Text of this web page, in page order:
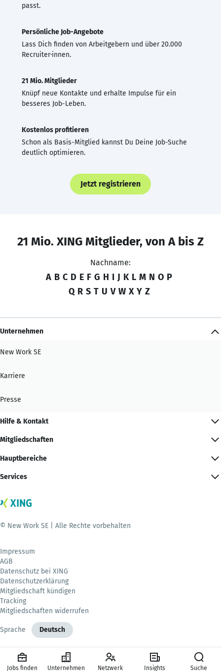
passt.
Persönliche Job-Angebote
Lass Dich finden von Arbeitgebern und über 20.000
Recruiter·innen.
21 Mio. Mitglieder
Knüpf neue Kontakte und erhalte Impulse für ein
besseres Job-Leben.
Kostenlos profitieren
Schon als Basis-Mitglied kannst Du Deine Job-Suche
deutlich optimieren.
Jetzt registrieren
21 Mio. XING Mitglieder, von A bis Z
Nachname:
A B C D E F G H I J K L M N O P
Q R S T U V W X Y Z
Unternehmen
New Work SE
Karriere
Presse
Hilfe & Kontakt
Mitgliedschaften
Hauptbereiche
Services
© New Work SE | Alle Rechte vorbehalten
Impressum
AGB
Datenschutz bei XING
Datenschutzerklärung
Mitgliedschaft kündigen
Tracking
Mitgliedschaften widerrufen
Sprache Deutsch
Jobs finden Unternehmen Netzwerk Insights Suche